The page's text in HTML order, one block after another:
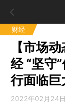
财经
【市场
经 “坚守
行面临巨
2022年02月24